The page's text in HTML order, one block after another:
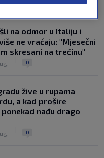
na odmor u Italiju i
ne vraćaju: "Mjesečni
skresani na trećinu"
0
žive u rupama
a kad prošire
nađu drago
0